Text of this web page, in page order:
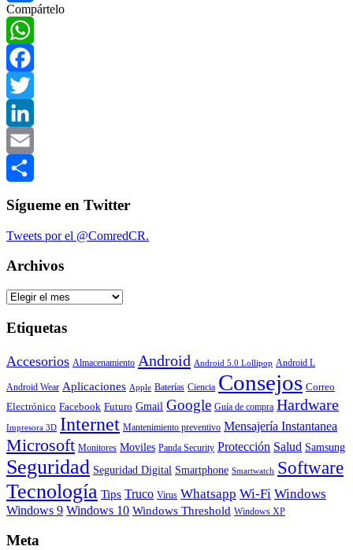
Compartir
Compártelo
WhatsApp
Facebook
Twitter
LinkedIn
Email
Sígueme en Twitter
Tweets por el @ComredCR.
Archivos
Archivos
Etiquetas
Accesorios Almacenamiento Android Android 5.0 Lollipop Android L
Android Wear Aplicaciones Apple Baterías Ciencia Consejos Correo
Electrónico Facebook Futuro Gmail Google Guía de compra Hardware
Impresora 3D Internet Mantenimiento preventivo Mensajería Instantanea
Microsoft Monitores Moviles Panda Security Protección Salud Samsung
Seguridad Seguridad Digital Smartphone Smartwatch Software
Tecnología Tips Truco Virus Whatsapp Wi-Fi Windows
Windows 9 Windows 10 Windows Threshold Windows XP
Meta